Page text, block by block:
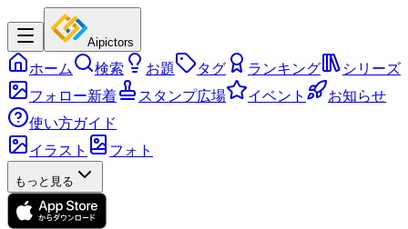
Aipictors
ホーム 検索 お題 タグ ランキング
シリーズ
フォロー新着
スタンプ広場 イベント
お知らせ
使い方ガイド
イラスト
フォト
もっと見る